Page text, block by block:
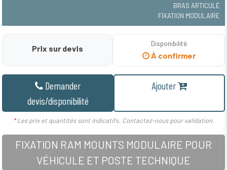
BRAS ARTICULÉ
FIXATION MODULAIRE
Prix sur devis
Disponibilité
À confirmer
Demander
devis/disponibilité
Ajouter
*Les prix et quantités sont indicatifs. Contactez-nous pour validation.
FIXATION RAM MOUNTS MODULAIRE POUR
VÉHICULE ET POSTE TECHNIQUE